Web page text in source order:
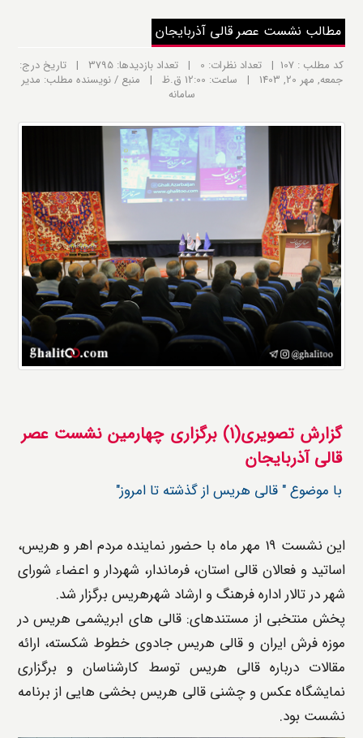
مطالب نشست عصر قالی آذربایجان
کد مطلب : 107 | تعداد نظرات: 0 | تعداد بازدیدها: 3795 | تاریخ درج:
جمعه, مهر 20, 1403 | ساعت: 12:00 ق.ظ | منبع / نویسنده مطلب: مدیر
سامانه
گزارش تصویری(1) برگزاری چهارمین نشست عصر
قالی آذربایجان
با موضوع " قالی هریس از گذشته تا امروز"
این نشست 19 مهر ماه با حضور نماینده مردم اهر و هریس،
اساتید و فعالان قالی استان، فرماندار، شهردار و اعضاء شورای
شهر در تالار اداره فرهنگ و ارشاد شهرهریس برگزار شد.
پخش منتخبی از مستندهای: قالی های ابریشمی هریس در
موزه فرش ایران و قالی هریس جادوی خطوط شکسته، ارائه
مقالات درباره قالی هریس توسط کارشناسان و برگزاری
نمایشگاه عکس و چشنی قالی هریس بخشی هایی از برنامه
نشست بود.